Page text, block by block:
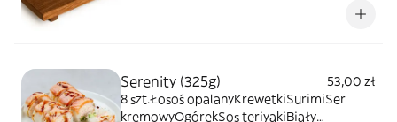
Serenity (325g)
53,00 zł
8 szt.Łosoś opalanyKrewetkiSurimiSer
kremowyOgórekSos teriyakiBiały